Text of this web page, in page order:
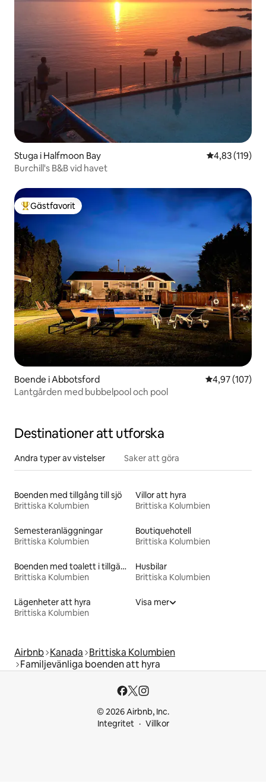
Stuga i Halfmoon Bay 4,83 av 5 i
4,83 (119)
Burchill's B&B vid havet
Populär gästfavorit
Gästfavorit
Boende i Abbotsford 4,97 av 5 i
4,97 (107)
Lantgården med bubbelpool och pool
Destinationer att utforska
Andra typer av vistelser Saker att göra
Boenden med tillgång till sjö
Brittiska Kolumbien
Villor att hyra
Brittiska Kolumbien
Semesteranläggningar
Brittiska Kolumbien
Boutiquehotell
Brittiska Kolumbien
Boenden med toalett i tillgänglighetsanpassad höjd
Brittiska Kolumbien
Husbilar
Brittiska Kolumbien
Lägenheter att hyra
Brittiska Kolumbien
Visa mer
Airbnb Kanada Brittiska Kolumbien
Familjevänliga boenden att hyra
© 2026 Airbnb, Inc.
Integritet
Villkor